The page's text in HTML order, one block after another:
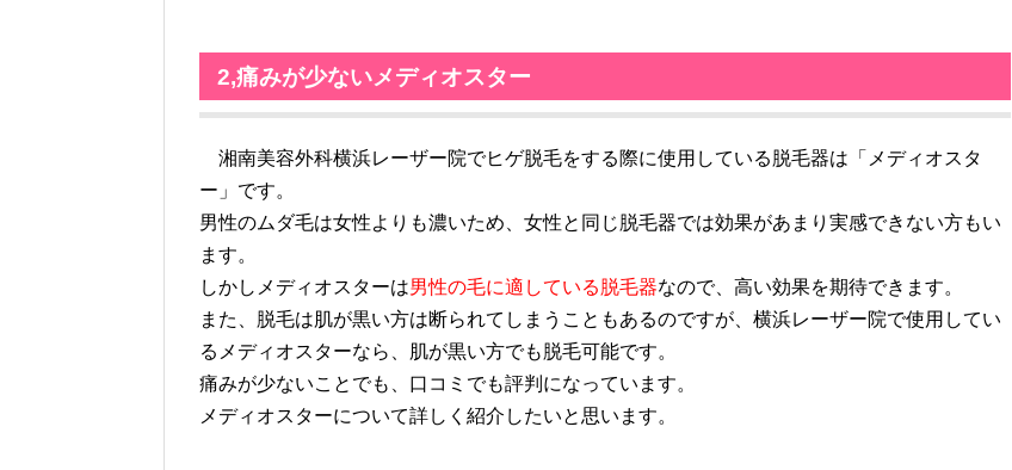
2,痛みが少ないメディオスター
湘南美容外科横浜レーザー院でヒゲ脱毛をする際に使用している脱毛器は「メディオスタ
ー」です。
男性のムダ毛は女性よりも濃いため、女性と同じ脱毛器では効果があまり実感できない方もい
ます。
しかしメディオスターは男性の毛に適している脱毛器なので、高い効果を期待できます。
また、脱毛は肌が黒い方は断られてしまうこともあるのですが、横浜レーザー院で使用してい
るメディオスターなら、肌が黒い方でも脱毛可能です。
痛みが少ないことでも、口コミでも評判になっています。
メディオスターについて詳しく紹介したいと思います。